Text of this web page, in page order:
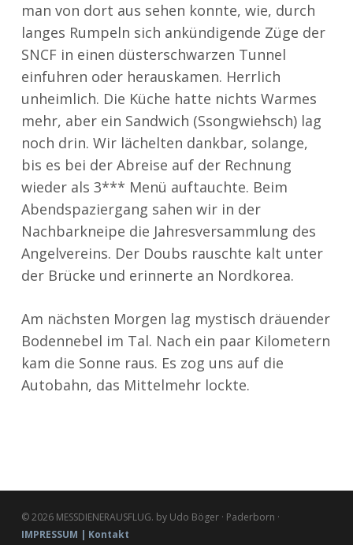
man von dort aus sehen konnte, wie, durch
langes Rumpeln sich ankündigende Züge der
SNCF in einen düsterschwarzen Tunnel
einfuhren oder herauskamen. Herrlich
unheimlich. Die Küche hatte nichts Warmes
mehr, aber ein Sandwich (Ssongwiehsch) lag
noch drin. Wir lächelten dankbar, solange,
bis es bei der Abreise auf der Rechnung
wieder als 3*** Menü auftauchte. Beim
Abendspaziergang sahen wir in der
Nachbarkneipe die Jahresversammlung des
Angelvereins. Der Doubs rauschte kalt unter
der Brücke und erinnerte an Nordkorea.
Am nächsten Morgen lag mystisch dräuender
Bodennebel im Tal. Nach ein paar Kilometern
kam die Sonne raus. Es zog uns auf die
Autobahn, das Mittelmehr lockte.
© 2026 MESSDIENERAUSFLUG. by Udo Böger · Paderborn ·
IMPRESSUM | Kontakt